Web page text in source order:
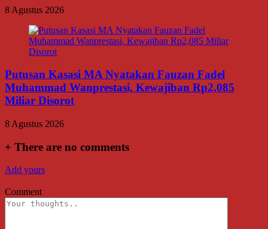
8 Agustus 2026
Putusan Kasasi MA Nyatakan Fauzan Fadel
Muhammad Wanprestasi, Kewajiban Rp2,085
Miliar Disorot
8 Agustus 2026
+ There are no comments
Add yours
Comment